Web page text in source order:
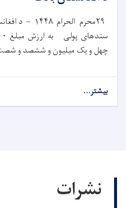
۲۹محرم الحرام۱۴۴۸ –
د
ستدهای پولی به ارزش مبلغ
چهل و یک میلیون و ششصد و شصت
بیشتر...
نشرات